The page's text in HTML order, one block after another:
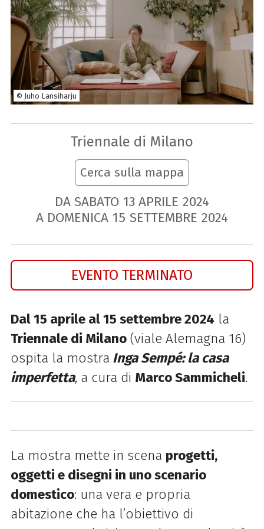
© Juho Lansiharju
Triennale di Milano
Cerca sulla mappa
DA SABATO 13 APRILE 2024
A DOMENICA 15 SETTEMBRE 2024
EVENTO TERMINATO
Dal 15 aprile al 15 settembre 2024 la
Triennale di Milano(viale Alemagna 16)
ospita la mostra Inga Sempé: la casa
imperfetta, a cura di Marco Sammicheli.
La mostra mette in scena progetti,
oggetti e disegni in uno scenario
domestico: una vera e propria
abitazione che ha l’obiettivo di